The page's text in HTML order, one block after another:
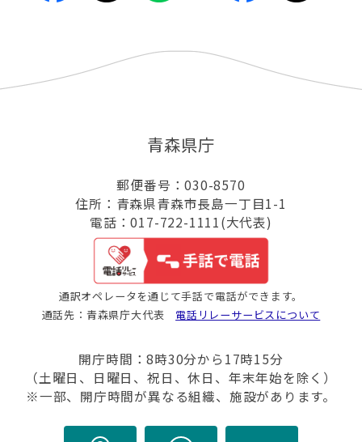
青森県庁
郵便番号：030-8570
住所：青森県青森市長島一丁目1-1
電話：017-722-1111(大代表)
通訳オペレータを通じて手話で電話ができます。
通話先：青森県庁大代表 電話リレーサービスについて
開庁時間：8時30分から17時15分
（土曜日、日曜日、祝日、休日、年末年始を除く）
※一部、開庁時間が異なる組織、施設があります。